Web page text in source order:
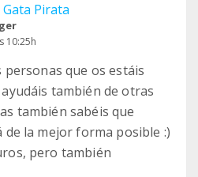
Pirata
10:25h
personas que os estáis
también de otras
también sabéis que
la mejor forma posible :)
pero también